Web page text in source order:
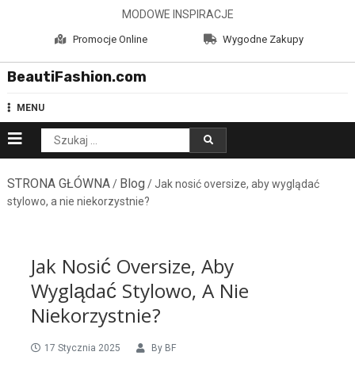
MODOWE INSPIRACJE
Promocje Online Wygodne Zakupy
BeautiFashion.com
MENU
Szukaj:
STRONA GŁÓWNA/ Blog / Jak nosić oversize, aby wyglądać
stylowo, a nie niekorzystnie?
Jak Nosić Oversize, Aby
Wyglądać Stylowo, A Nie
Niekorzystnie?
17 Stycznia 2025 By BF